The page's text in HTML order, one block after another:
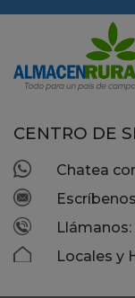
CENTRO DE
Chatea
Llámanos:
Locales y